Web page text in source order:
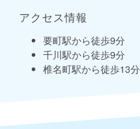
アクセス情報
要町駅から徒歩9分
千川駅から徒歩9分
椎名町駅から徒歩13分